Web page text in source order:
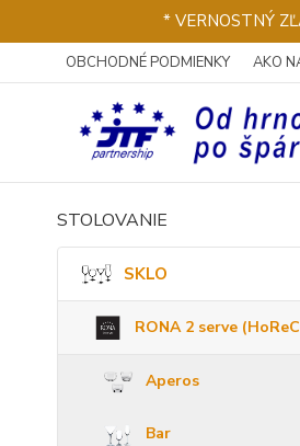
* VERNOSTNÝ
OBCHODNÉ PODMIENKY AKO
STOLOVANIE
SKLO
RONA 2 serve
Aperos
Bar